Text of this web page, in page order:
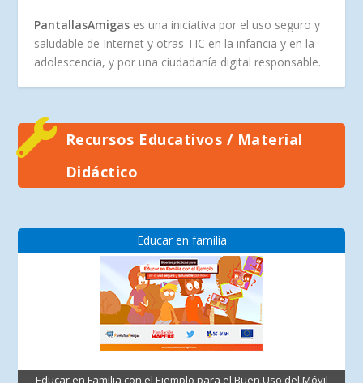
PantallasAmigas es una iniciativa por el uso seguro y
saludable de Internet y otras TIC en la infancia y en la
adolescencia, y por una ciudadanía digital responsable.
Recursos Educativos / Material
Didáctico
Educar en familia
Educar en Familia con el Ejemplo para el Buen Uso del Móvil